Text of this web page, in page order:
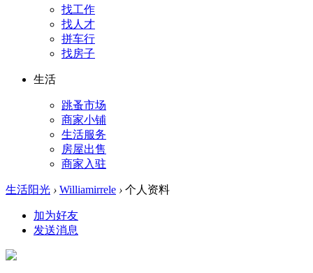
找工作
找人才
拼车行
找房子
生活
跳蚤市场
商家小铺
生活服务
房屋出售
商家入驻
生活阳光 › Williamirrele › 个人资料
加为好友
发送消息